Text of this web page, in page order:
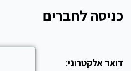
כניסה לחברים
דואר אלקטרוני: